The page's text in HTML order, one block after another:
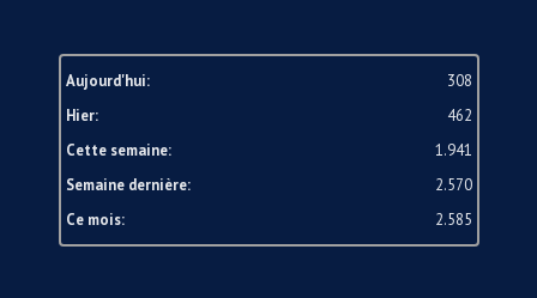
Aujourd'hui:
308
Hier:
462
Cette semaine:
1.941
Semaine dernière:
2.570
Ce mois:
2.585